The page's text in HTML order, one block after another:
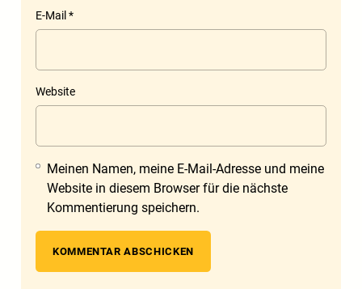
E-Mail *
Website
Meinen Namen, meine E-Mail-Adresse und meine
Website in diesem Browser für die nächste
Kommentierung speichern.